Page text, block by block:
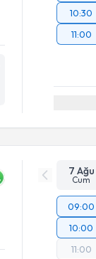
10:30
11:00
7 Ağu
Cum
09:00
10:00
11:00